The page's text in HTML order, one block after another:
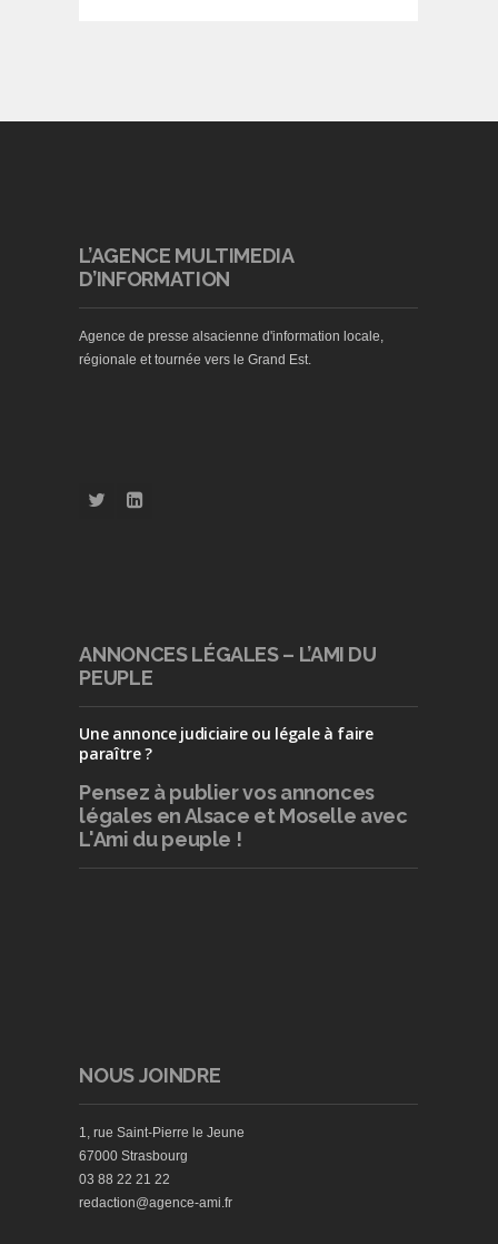
L’AGENCE MULTIMEDIA
D’INFORMATION
Agence de presse alsacienne d'information locale,
régionale et tournée vers le Grand Est.
ANNONCES LÉGALES – L’AMI DU
PEUPLE
Une annonce judiciaire ou légale à faire
paraître ?
Pensez à publiervos annonces
légales en Alsace et Moselle avec
L'Ami du peuple !
NOUS JOINDRE
1, rue Saint-Pierre le Jeune
67000 Strasbourg
03 88 22 21 22
redaction@agence-ami.fr